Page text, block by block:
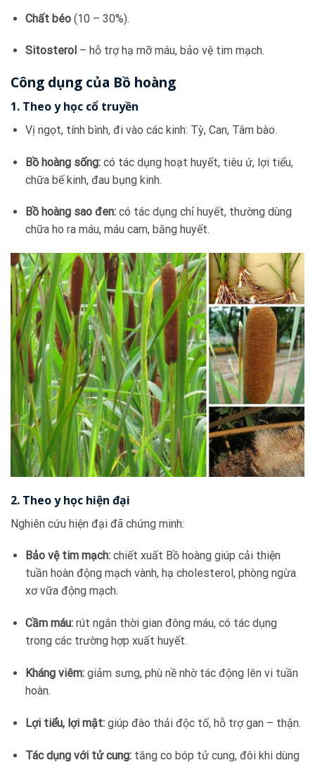
Chất béo(10 – 30%).
Sitosterol – hỗ trợ hạ mỡ máu, bảo vệ tim mạch.
Công dụng của Bồ hoàng
1. Theo y học cổ truyền
Vị ngọt, tính bình, đi vào các kinh: Tỳ, Can, Tâm bào.
Bồ hoàng sống:có tác dụng hoạt huyết, tiêu ứ, lợi tiểu,
chữa bế kinh, đau bụng kinh.
Bồ hoàng sao đen:có tác dụng chỉ huyết, thường dùng
chữa ho ra máu, máu cam, băng huyết.
2. Theo y học hiện đại
Nghiên cứu hiện đại đã chứng minh:
Bảo vệ tim mạch:chiết xuất Bồ hoàng giúp cải thiện
tuần hoàn động mạch vành, hạ cholesterol, phòng ngừa
xơ vữa động mạch.
Cầm máu:rút ngắn thời gian đông máu, có tác dụng
trong các trường hợp xuất huyết.
Kháng viêm:giảm sưng, phù nề nhờ tác động lên vi tuần
hoàn.
Lợi tiểu, lợi mật:giúp đào thải độc tố, hỗ trợ gan – thận.
Tác dụng với tử cung:tăng co bóp tử cung, đôi khi dùng